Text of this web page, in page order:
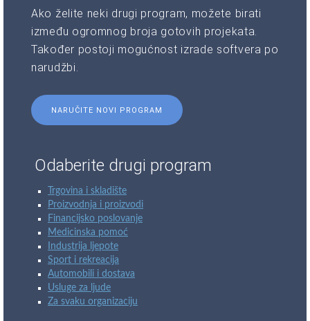
Ako želite neki drugi program, možete birati
između ogromnog broja gotovih projekata.
Također postoji mogućnost izrade softvera po
narudžbi.
NARUČITE NOVI PROGRAM
Odaberite drugi program
Trgovina i skladište
Proizvodnja i proizvodi
Financijsko poslovanje
Medicinska pomoć
Industrija ljepote
Sport i rekreacija
Automobili i dostava
Usluge za ljude
Za svaku organizaciju